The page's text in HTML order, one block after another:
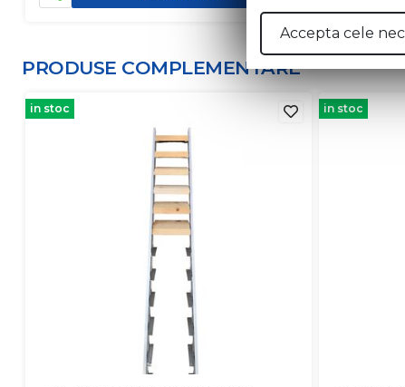
PRODUSE COMPLEMENTARE
in stoc in stoc
Accepta cele